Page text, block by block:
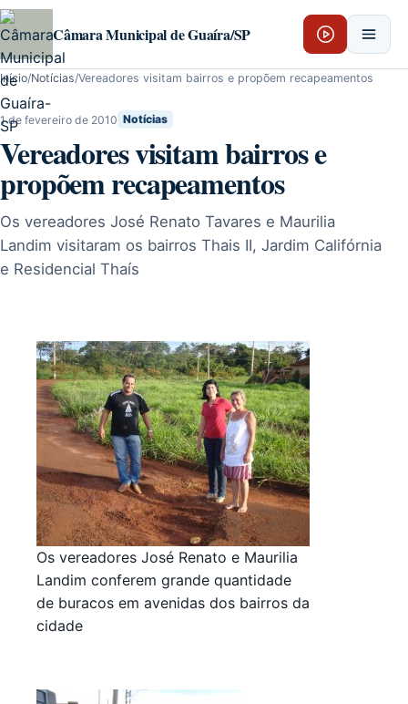
Pular para o conteúdo
Câmara Municipal de Guaíra/SP
Início/Notícias/Vereadores visitam bairros e propõem recapeamentos
1 de fevereiro de 2010 Notícias
Vereadores visitam bairros e
propõem recapeamentos
Os vereadores José Renato Tavares e Maurilia
Landim visitaram os bairros Thais II, Jardim Califórnia
e Residencial Thaís
Os vereadores José Renato e Maurilia
Landim conferem grande quantidade
de buracos em avenidas dos bairros da
cidade